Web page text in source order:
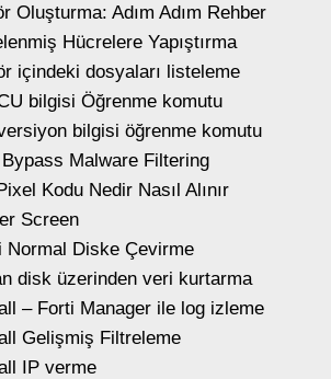
Oluşturma: Adım Adım Rehber
Hücrelere Yapıştırma
içindeki dosyaları listeleme
bilgisi Öğrenme komutu
bilgisi öğrenme komutu
Malware Filtering
Kodu Nedir Nasıl Alınır
Screen
Normal Diske Çevirme
disk üzerinden veri kurtarma
– Forti Manager ile log izleme
Gelişmiş Filtreleme
IP verme